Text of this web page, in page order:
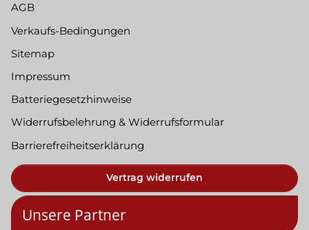
AGB
Verkaufs-Bedingungen
Sitemap
Impressum
Batteriegesetzhinweise
Widerrufsbelehrung & Widerrufsformular
Barrierefreiheitserklärung
Vertrag widerrufen
Unsere Partner